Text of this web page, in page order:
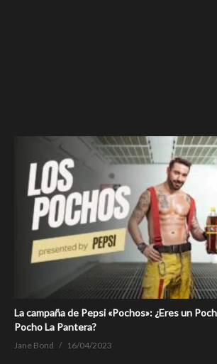
La campaña de Pepsi «Pochos»: ¿Eres un
Pocho La Pantera?
Jane Bond 16/04/2023